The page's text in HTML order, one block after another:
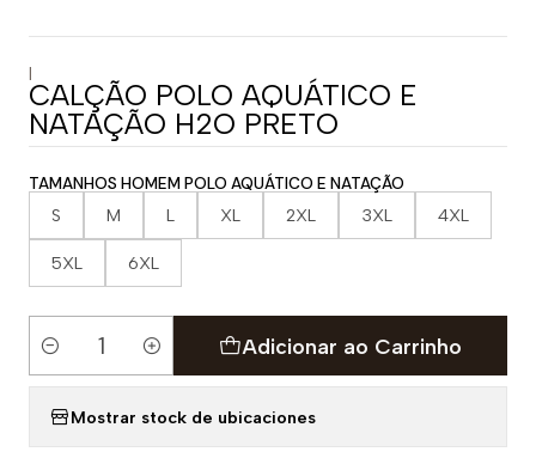
|
CALÇÃO POLO AQUÁTICO E
NATAÇÃO H2O PRETO
TAMANHOS HOMEM POLO AQUÁTICO E NATAÇÃO
S M L XL 2XL 3XL 4XL
5XL 6XL
Quantidade
Adicionar ao Carrinho
Mostrar stock de ubicaciones